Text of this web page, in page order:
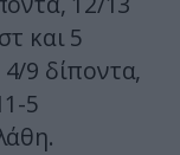
και 5
9 δίποντα,
5